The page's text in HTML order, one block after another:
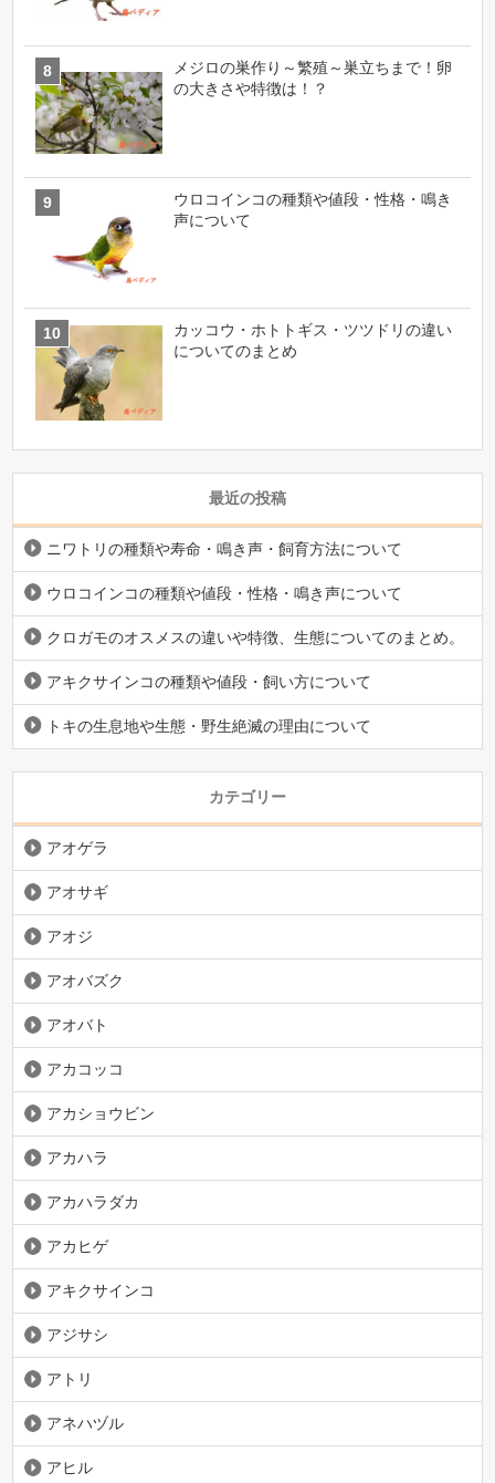
メジロの巣作り～繁殖～巣立ちまで！卵
の大きさや特徴は！？
ウロコインコの種類や値段・性格・鳴き
声について
カッコウ・ホトトギス・ツツドリの違い
についてのまとめ
最近の投稿
ニワトリの種類や寿命・鳴き声・飼育方法について
ウロコインコの種類や値段・性格・鳴き声について
クロガモのオスメスの違いや特徴、生態についてのまとめ。
アキクサインコの種類や値段・飼い方について
トキの生息地や生態・野生絶滅の理由について
カテゴリー
アオゲラ
アオサギ
アオジ
アオバズク
アオバト
アカコッコ
アカショウビン
アカハラ
アカハラダカ
アカヒゲ
アキクサインコ
アジサシ
アトリ
アネハヅル
アヒル